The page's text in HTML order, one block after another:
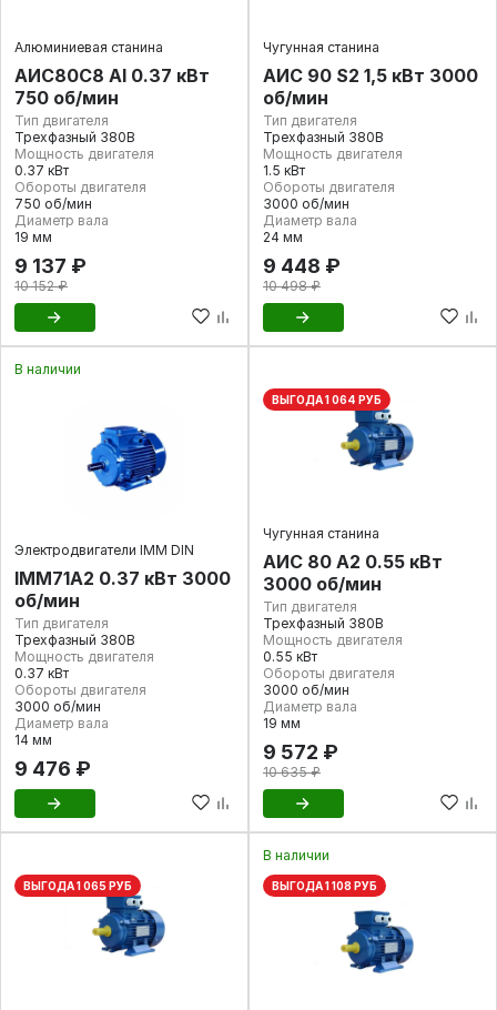
Алюминиевая станина
АИС80С8 Al 0.37 кВт
750 об/мин
Тип двигателя
Трехфазный 380В
Мощность двигателя
0.37 кВт
Обороты двигателя
750 об/мин
Диаметр вала
19 мм
9 137 ₽
10 152 ₽
Чугунная станина
AИC 90 S2 1,5 кВт 3000
об/мин
Тип двигателя
Трехфазный 380В
Мощность двигателя
1.5 кВт
Обороты двигателя
3000 об/мин
Диаметр вала
24 мм
9 448 ₽
10 498 ₽
В наличии
Электродвигатели IMM DIN
IMM71А2 0.37 кВт 3000
об/мин
Тип двигателя
Трехфазный 380В
Мощность двигателя
0.37 кВт
Обороты двигателя
3000 об/мин
Диаметр вала
14 мм
9 476 ₽
ВЫГОДА 1 064 РУБ
Чугунная станина
АИС 80 А2 0.55 кВт
3000 об/мин
Тип двигателя
Трехфазный 380В
Мощность двигателя
0.55 кВт
Обороты двигателя
3000 об/мин
Диаметр вала
19 мм
9 572 ₽
10 635 ₽
ВЫГОДА 1 065 РУБ
В наличии
ВЫГОДА 1 108 РУБ